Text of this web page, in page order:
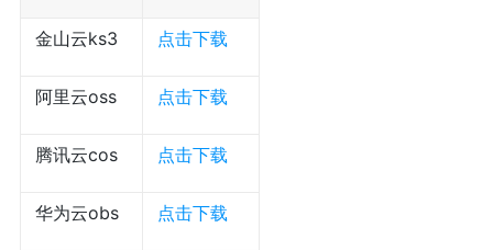
金山云ks3 点击下载
阿里云oss 点击下载
腾讯云cos 点击下载
华为云obs 点击下载